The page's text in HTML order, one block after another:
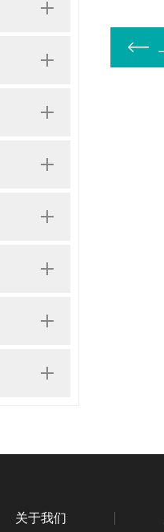
关于我们